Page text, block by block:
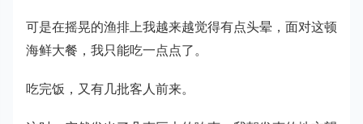
可是在摇晃的渔排上我越来越觉得有点头晕，面对这顿
海鲜大餐，我只能吃一点点了。
吃完饭，又有几批客人前来。